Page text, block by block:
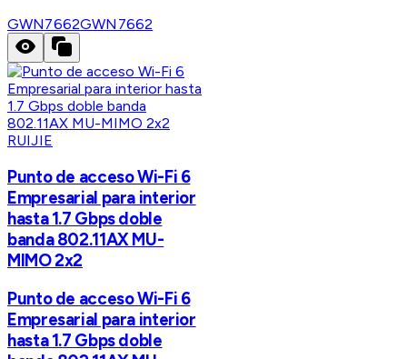
GWN7662GWN7662
RUIJIE
Punto de acceso Wi-Fi 6
Empresarial para interior
hasta 1.7 Gbps doble
banda 802.11AX MU-
MIMO 2x2
Punto de acceso Wi-Fi 6
Empresarial para interior
hasta 1.7 Gbps doble